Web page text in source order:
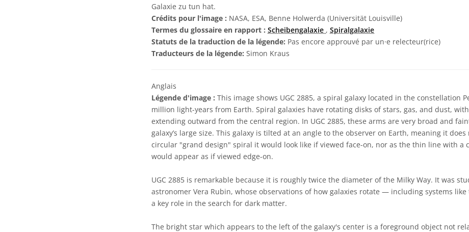
Galaxie zu tun hat.
Crédits pour l'image : NASA, ESA, Benne Holwerda (Universität Louisville)
Termes du glossaire en rapport : Scheibengalaxie , Spiralgalaxie
Statuts de la traduction de la légende: Pas encore approuvé par un·e relecteur(rice)
Traducteurs de la légende: Simon Kraus
Anglais
Légende d'image : This image shows UGC 2885, a spiral galaxy located in the constellation
million light-years from Earth. Spiral galaxies have rotating disks of stars, gas, and dust,
extending outward from the central region. In UGC 2885, these arms are very broad and
galaxy’s large size. This galaxy is tilted at an angle to the observer on Earth, meaning it
circular "grand design" spiral it would look like if viewed face-on, nor as the thin line with a
would appear as if viewed edge-on.
UGC 2885 is remarkable because it is roughly twice the diameter of the Milky Way. It was
astronomer Vera Rubin, whose observations of how galaxies rotate — including systems
a key role in the search for dark matter.
The bright star which appears to the left of the galaxy's center is a foreground object not